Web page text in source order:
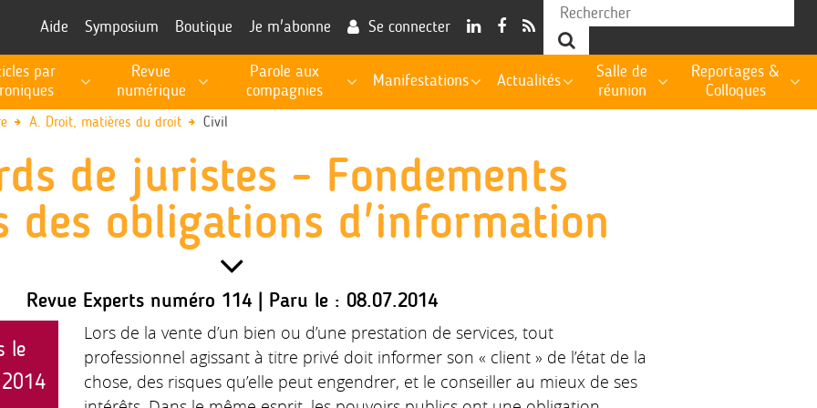
Aide Symposium Boutique Je m'abonne Se connecter
par
Revue
numérique
Parole aux
compagnies
Manifestations Actualités
Salle de
réunion
Reportages &
Colloques
A. Droit, matières du droit Civil
de juristes - Fondements
des obligations d'information
Revue Experts numéro 114 | Paru le : 08.07.2014
le
Lors de la vente d’un bien ou d’une prestation de services, tout
professionnel agissant à titre privé doit informer son « client » de l’état de la
chose, des risques qu’elle peut engendrer, et le conseiller au mieux de ses